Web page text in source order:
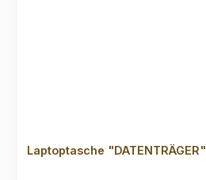
Laptoptasche "DATENTRÄGER"